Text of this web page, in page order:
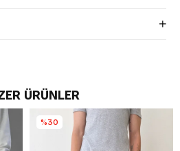
ÜRÜNLER
%30